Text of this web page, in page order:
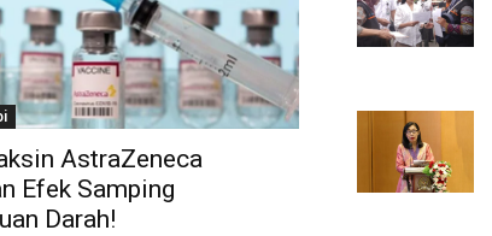
AstraZeneca
Efek Samping
Darah!